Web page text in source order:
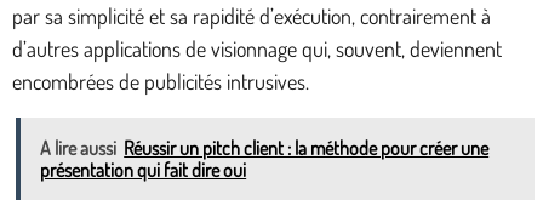
par sa simplicité et sa rapidité d’exécution, contrairement à
d’autres applications de visionnage qui, souvent, deviennent
encombrées de publicités intrusives.
A lire aussi Réussir un pitch client : la méthode pour créer une
présentation qui fait dire oui